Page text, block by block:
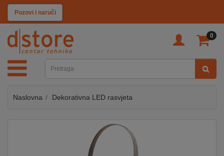
Pozovi i naruči
0
KATEGORIJE
TV
SAT
MOBILNI
Naslovna Dekorativna LED rasvjeta